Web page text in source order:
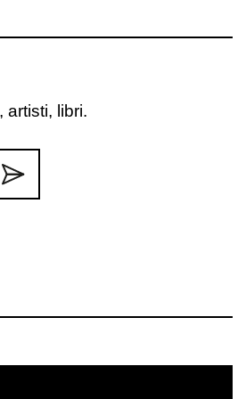
artisti, libri.